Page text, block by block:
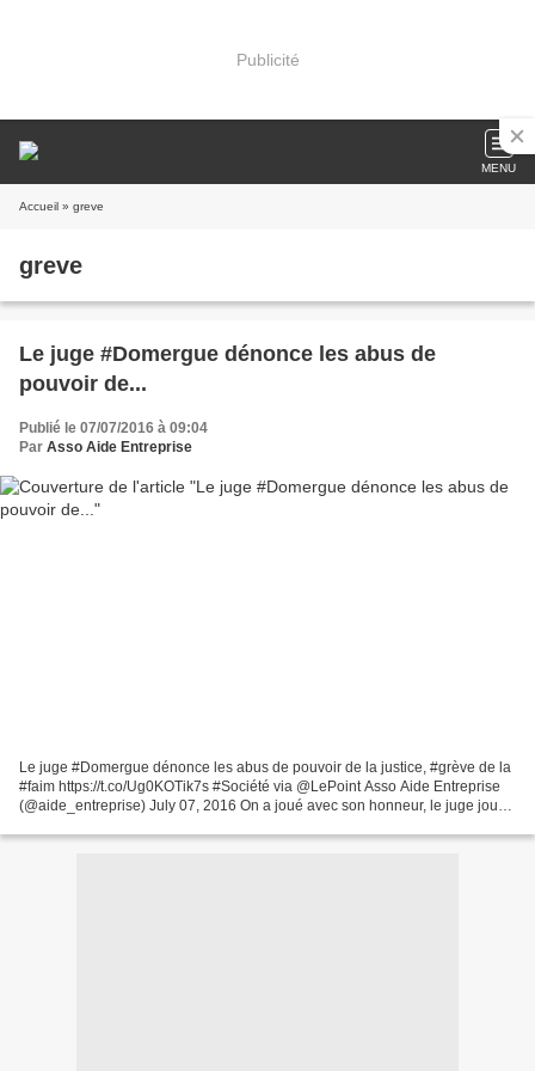
Publicité
MENU
Accueil » greve
greve
Le juge #Domergue dénonce les abus de
pouvoir de...
Publié le 07/07/2016 à 09:04
Par Asso Aide Entreprise
Le juge #Domergue dénonce les abus de pouvoir de la justice, #grève de la
#faim https://t.co/Ug0KOTik7s #Société via @LePoint Asso Aide Entreprise
(@aide_entreprise) July 07, 2016 On a joué avec son honneur, le juge joue